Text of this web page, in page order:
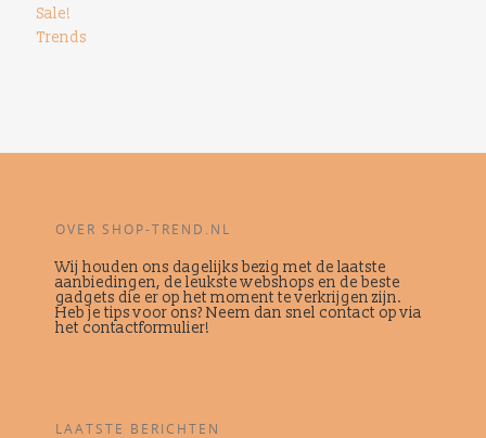
Sale!
Trends
OVER SHOP-TREND.NL
Wij houden ons dagelijks bezig met de laatste
aanbiedingen, de leukste webshops en de beste
gadgets die er op het moment te verkrijgen zijn.
Heb je tips voor ons? Neem dan snel contact op via
het contactformulier!
LAATSTE BERICHTEN